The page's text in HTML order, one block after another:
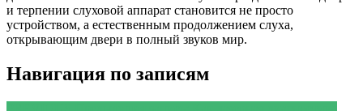
и терпении слуховой аппарат становится не просто
устройством, а естественным продолжением слуха,
открывающим двери в полный звуков мир.
Навигация по записям